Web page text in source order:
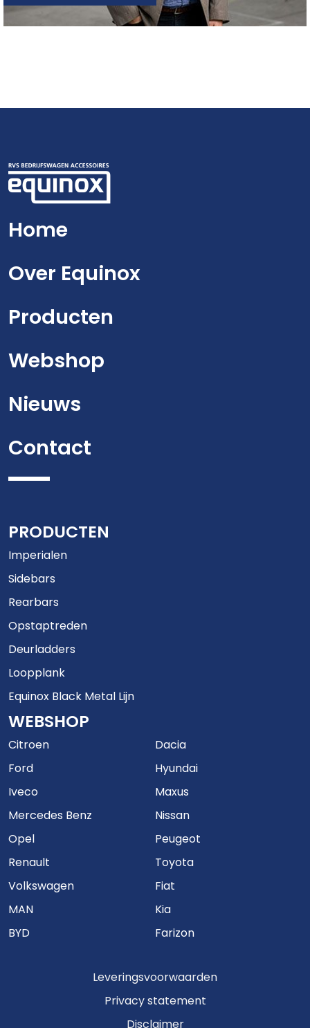
Home
Over Equinox
Producten
Webshop
Nieuws
Contact
PRODUCTEN
Imperialen
Sidebars
Rearbars
Opstaptreden
Deurladders
Loopplank
Equinox Black Metal Lijn
WEBSHOP
Citroen
Dacia
Ford
Hyundai
Iveco
Maxus
Mercedes Benz
Nissan
Opel
Peugeot
Renault
Toyota
Volkswagen
Fiat
MAN
Kia
BYD
Farizon
Leveringsvoorwaarden
Privacy statement
Disclaimer